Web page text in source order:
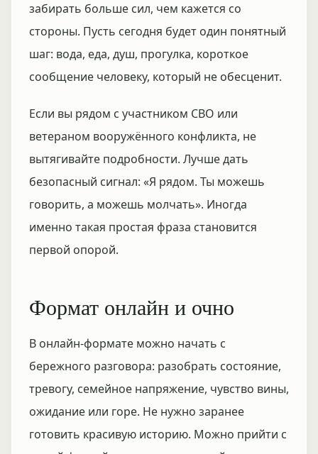
забирать больше сил, чем кажется со
стороны. Пусть сегодня будет один понятный
шаг: вода, еда, душ, прогулка, короткое
сообщение человеку, который не обесценит.
Если вы рядом с участником СВО или
ветераном вооружённого конфликта, не
вытягивайте подробности. Лучше дать
безопасный сигнал: «Я рядом. Ты можешь
говорить, а можешь молчать». Иногда
именно такая простая фраза становится
первой опорой.
Формат онлайн и очно
В онлайн-формате можно начать с
бережного разговора: разобрать состояние,
тревогу, семейное напряжение, чувство вины,
ожидание или горе. Не нужно заранее
готовить красивую историю. Можно прийти с